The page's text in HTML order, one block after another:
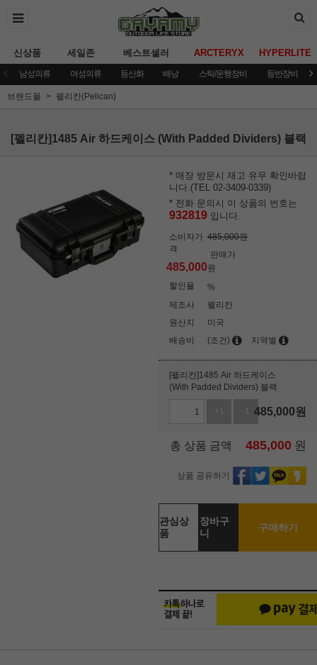
신상품 세일존 베스트셀러 ARCTERYX HYPERLITE
남성의류 여성의류 등산화 배낭 스틱/운행장비 등반장비
브랜드몰 펠리칸(Pelican)
[펠리칸]1485 Air 하드케이스 (With Padded Dividers) 블랙
* 매장 방문시 재고 유무 확인바랍
니다.(TEL 02-3409-0339)
* 전화 문의시 이 상품의 번호는
932819 입니다.
소비자가
격
485,000원
판매가
485,000원
할인율
%
제조사
펠리칸
원산지
미국
배송비
(조건) 지역별
[펠리칸]1485 Air 하드케이스
(With Padded Dividers) 블랙
+1 -1 485,000원
총 상품 금액 485,000 원
상품 공유하기
관심상
품
장바구
니
구매하기